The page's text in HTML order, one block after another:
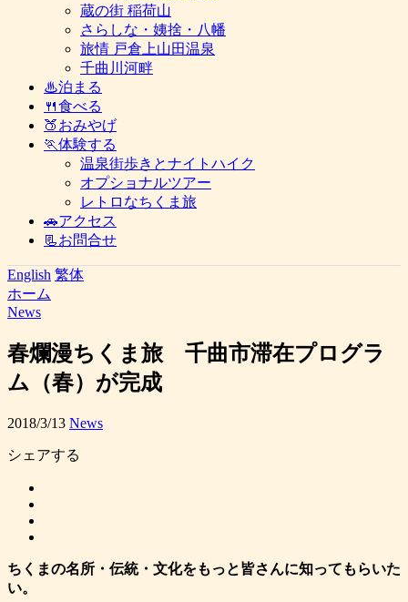
蔵の街 稲荷山
さらしな・姨捨・八幡
旅情 戸倉上山田温泉
千曲川河畔
♨泊まる
🍴食べる
🍑おみやげ
🏃体験する
温泉街歩きとナイトハイク
オプショナルツアー
レトロなちくま旅
🚗アクセス
📃お問合せ
English 繁体
ホーム
News
春爛漫ちくま旅 千曲市滞在プログラ
ム（春）が完成
2018/3/13 News
シェアする
ちくまの名所・伝統・文化をもっと皆さんに知ってもらいた
い。